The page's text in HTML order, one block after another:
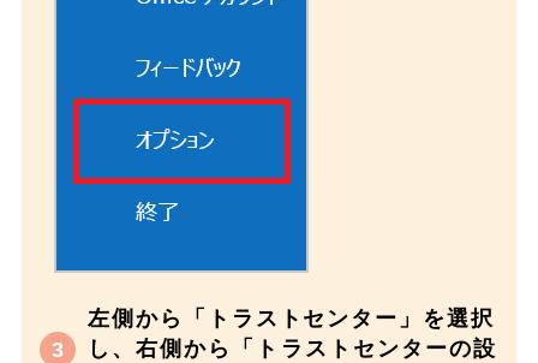
左側から「トラストセンター」を選択
し、右側から「トラストセンターの設